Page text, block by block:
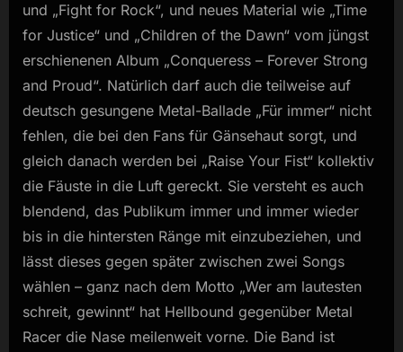
und „Fight for Rock“, und neues Material wie „Time
for Justice“ und „Children of the Dawn“ vom jüngst
erschienenen Album „Conqueress – Forever Strong
and Proud“. Natürlich darf auch die teilweise auf
deutsch gesungene Metal-Ballade „Für immer“ nicht
fehlen, die bei den Fans für Gänsehaut sorgt, und
gleich danach werden bei „Raise Your Fist“ kollektiv
die Fäuste in die Luft gereckt. Sie versteht es auch
blendend, das Publikum immer und immer wieder
bis in die hintersten Ränge mit einzubeziehen, und
lässt dieses gegen später zwischen zwei Songs
wählen – ganz nach dem Motto „Wer am lautesten
schreit, gewinnt“ hat Hellbound gegenüber Metal
Racer die Nase meilenweit vorne. Die Band ist